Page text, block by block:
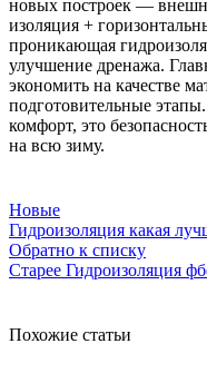
новых построек —
изоляция +
проникающая
улучшение дренажа.
экономить на качестве
подготовительные
комфорт, это
на всю зиму.
Новые
Гидроизоляция какая
Обратно к списку
Старее Гидроизоляция
Похожие статьи